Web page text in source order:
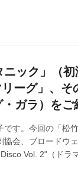
ック」（
ーグ」、
ガラ）をご
す。今回の「松
会、ブロードウ
Vol. 2"（ドラ
うぞよろしくお願